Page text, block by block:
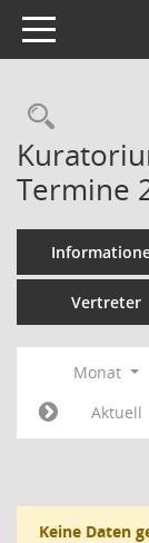
Toggle navigation
Termine
Vertreter
Monat
Aktuell
Keine Daten